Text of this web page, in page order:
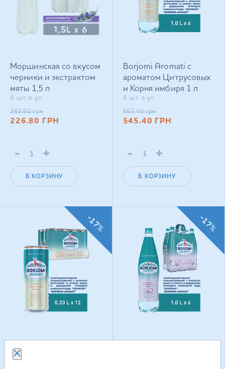
Моршинская со вкусом
черники и экстрактом
мяты 1,5 л
негазированный
напиток
6 шт. в уп.
282.60 грн
226.80 ГРН
- +
В КОРЗИНУ
Borjomi Aromati с
ароматом Цитрусовых
и Корня имбиря 1 л
сильногазированный
напиток
6 шт. в уп.
653.40 грн
545.40 ГРН
- +
В КОРЗИНУ
ароматом Цитрусовых
-17% -17%